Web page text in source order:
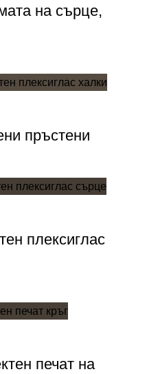
на сърце,
пръстени
плексиглас
печат на